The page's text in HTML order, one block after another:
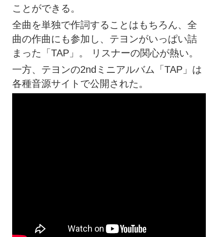
ことができる。
全曲を単独で作詞することはもちろん、全
曲の作曲にも参加し、テヨンがいっぱい詰
まった「TAP」。 リスナーの関心が熱い。
一方、テヨンの2ndミニアルバム「TAP」は
各種音源サイトで公開された。